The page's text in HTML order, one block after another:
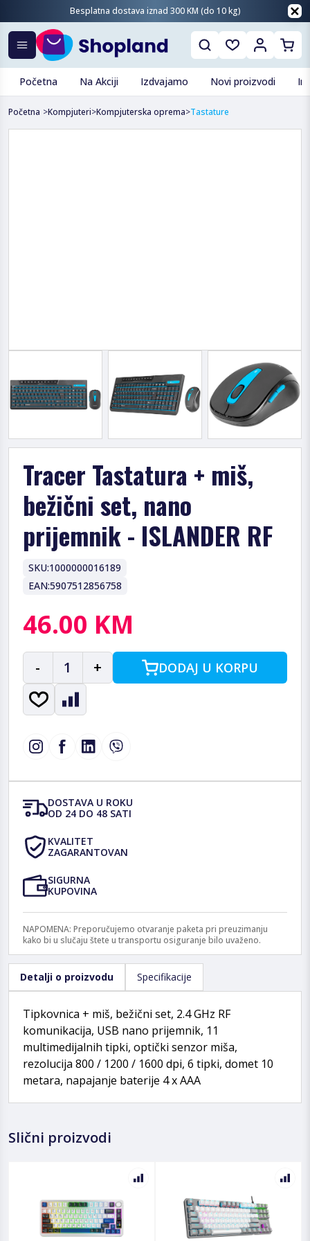
Besplatna dostava iznad 300 KM (do 10 kg)
Početna Na Akciji Izdvajamo Novi proizvodi
Početna >Kompjuteri>Kompjuterska oprema>Tastature
Tracer Tastatura + miš,
bežični set, nano
prijemnik - ISLANDER RF
SKU:1000000016189
EAN:5907512856758
46.00 KM
- 1 + DODAJ U KORPU
DOSTAVA U ROKU
OD 24 DO 48 SATI
KVALITET
ZAGARANTOVAN
SIGURNA
KUPOVINA
NAPOMENA: Preporučujemo otvaranje paketa pri preuzimanju
kako bi u slučaju štete u transportu osiguranje bilo uvaženo.
Detalji o proizvodu Specifikacije
Tipkovnica + miš, bežični set, 2.4 GHz RF
komunikacija, USB nano prijemnik, 11
multimedijalnih tipki, optički senzor miša,
rezolucija 800 / 1200 / 1600 dpi, 6 tipki, domet 10
metara, napajanje baterije 4 x AAA
Slični proizvodi